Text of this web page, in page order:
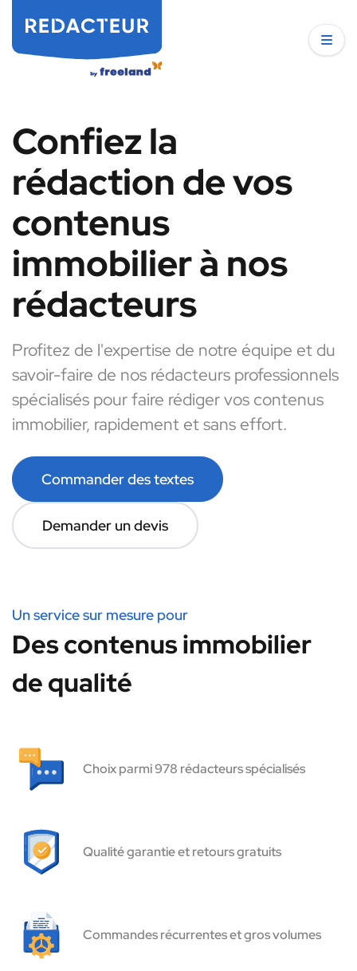
Confiez la
rédaction de vos
contenus
immobilier à nos
rédacteurs
Profitez de l'expertise de notre équipe et du
savoir-faire de nos rédacteurs professionnels
spécialisés pour faire rédiger vos contenus
immobilier, rapidement et sans effort.
Commander des textes
Demander un devis
Un service sur mesure pour
Des contenus immobilier
de qualité
Choix parmi 978 rédacteurs spécialisés
Qualité garantie et retours gratuits
Commandes récurrentes et gros volumes